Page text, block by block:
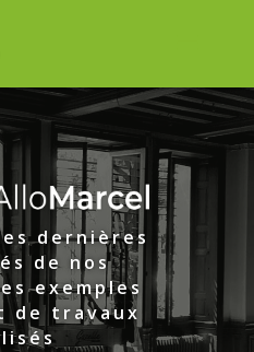
dernières
de nos
exemples
de travaux